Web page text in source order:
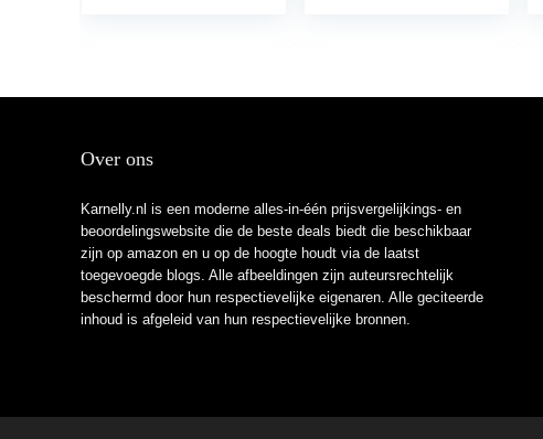
Over ons
Karnelly.nl is een moderne alles-in-één prijsvergelijkings- en
beoordelingswebsite die de beste deals biedt die beschikbaar
zijn op amazon en u op de hoogte houdt via de laatst
toegevoegde blogs. Alle afbeeldingen zijn auteursrechtelijk
beschermd door hun respectievelijke eigenaren. Alle geciteerde
inhoud is afgeleid van hun respectievelijke bronnen.